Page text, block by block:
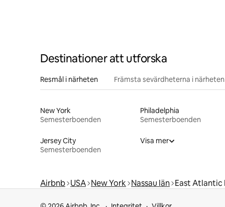
Destinationer att utforska
Resmål i närheten Främsta sevärdheterna i närheten
New York
Semesterboenden
Philadelphia
Semesterboenden
Jersey City
Semesterboenden
Visa mer
Airbnb USA New York Nassau län East Atlantic